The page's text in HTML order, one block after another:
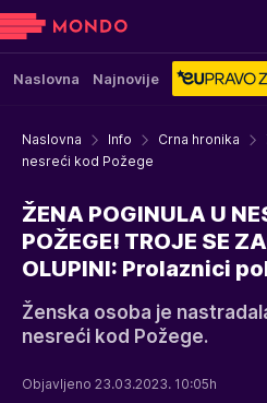
Naslovna Najnovije
Naslovna Info Crna hronika
nesreći kod Požege
ŽENA POGINULA U
POŽEGE! TROJE SE
OLUPINI: Prolaznici
Ženska osoba je
nesreći kod Požege.
Objavljeno 23.03.2023. 10:05h